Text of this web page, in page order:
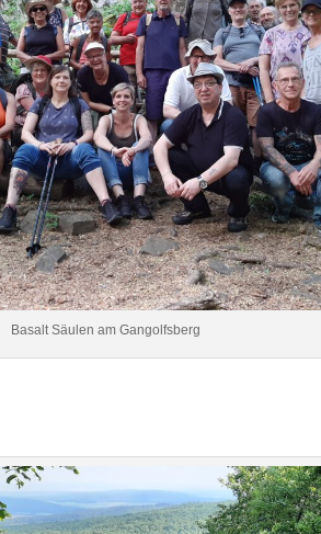
Basalt Säulen am Gangolfsberg